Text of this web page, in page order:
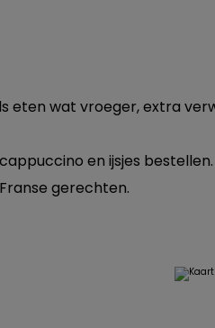
eten wat vroeger, extra
en ijsjes
gerechten.